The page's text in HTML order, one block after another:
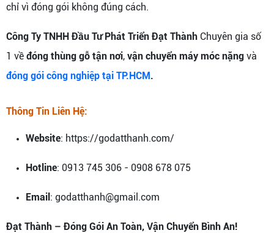
chỉ vì đóng gói không đúng cách.
Công Ty TNHH Đầu Tư Phát Triển Đạt Thành Chuyên gia số
1 về đóng thùng gỗ tận nơi, vận chuyển máy móc nặng và
đóng gói công nghiệp tại TP.HCM.
Thông Tin Liên Hệ:
Website: https://godatthanh.com/
Hotline: 0913 745 306 - 0908 678 075
Email : godatthanh@gmail.com
Đạt Thành – Đóng Gói An Toàn, Vận Chuyển Bình An!